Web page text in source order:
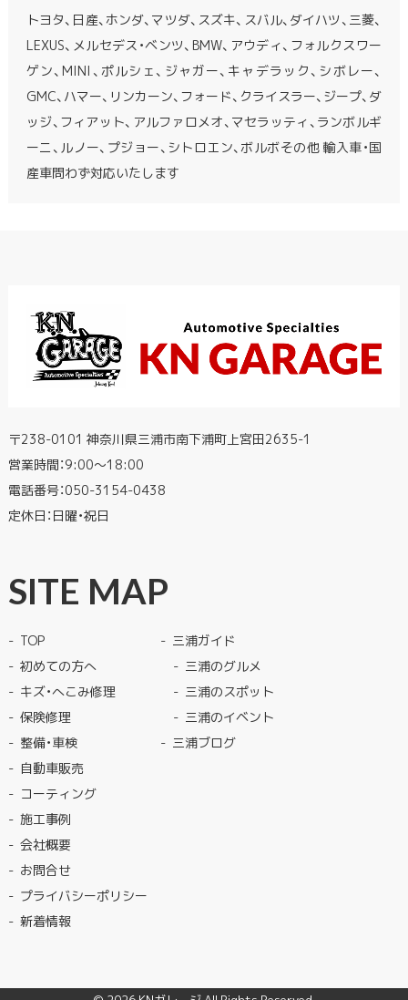
トヨタ、日産、ホンダ、マツダ、スズキ、スバル、ダイハツ、三菱、
LEXUS、メルセデス・ベンツ、BMW、アウディ、フォルクスワー
ゲン、MINI、ポルシェ、ジャガー、キャデラック、シボレー、
GMC、ハマー、リンカーン、フォード、クライスラー、ジープ、ダ
ッジ、フィアット、アルファロメオ、マセラッティ、ランボルギ
ーニ、ルノー、プジョー、シトロエン、ボルボその他 輸入車・国
産車問わず対応いたします
〒238-0101 神奈川県三浦市南下浦町上宮田2635-1
営業時間：9:00〜18:00
電話番号：050-3154-0438
定休日：日曜・祝日
SITE MAP
TOP
初めての方へ
キズ・へこみ修理
保険修理
整備・車検
自動車販売
コーティング
施工事例
会社概要
お問合せ
プライバシーポリシー
新着情報
三浦ガイド
三浦のグルメ
三浦のスポット
三浦のイベント
三浦ブログ